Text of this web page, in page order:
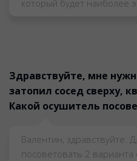
который будет наиболее
Здравствуйте, мне
затопил сосед сверху,
Какой осушитель
Валентин, здравствуйте.
посоветовать 2